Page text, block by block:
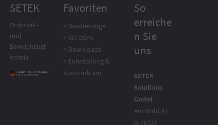
SETEK
Drahtseil-
und
Bowdenzugt
echnik
Favoriten
> Bowdenzüge
> SEFOSYS
> Downloads
> Entwicklung &
Konstruktion
So
erreiche
n Sie
uns
SETEK
Solutions
GmbH
Am Wald 8 |
D-78727